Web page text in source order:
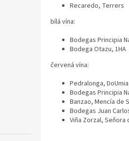
Recaredo, Terrers
bílá vína:
Bodegas Principia
Bodega Otazu, 1HA
červená vína:
Pedralonga, DoUmia
Bodegas Principia
Banzao, Mencía de
Bodegas Juan
Viña Zorzal, Seňora